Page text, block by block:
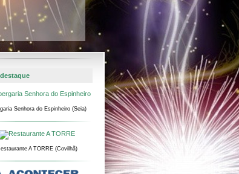
Senhora do Espinheiro (Seia)
A TORRE (Covilhã)